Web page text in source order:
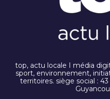
top, actu locale I média
sport, environnement,
territoires. siège social :